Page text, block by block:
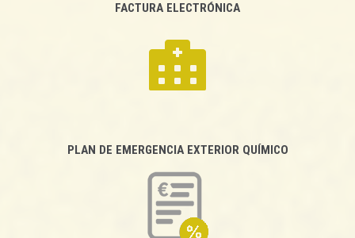
FACTURA ELECTRÓNICA
PLAN DE EMERGENCIA EXTERIOR QUÍMICO